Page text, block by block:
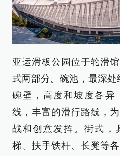
亚运滑板公园位于轮滑
式两部分。碗池，最深
碗壁，高度和坡度各异
线，丰富的滑行路线，
战和创意发挥。街式，
梯、扶手铁杆、长凳等